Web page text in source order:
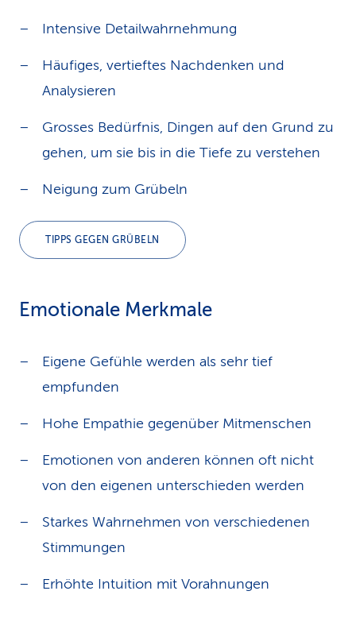
Intensive Detailwahrnehmung
Häufiges, vertieftes Nachdenken und
Analysieren
Grosses Bedürfnis, Dingen auf den Grund zu
gehen, um sie bis in die Tiefe zu verstehen
Neigung zum Grübeln
TIPPS GEGEN GRÜBELN
Emotionale Merkmale
Eigene Gefühle werden als sehr tief
empfunden
Hohe Empathie gegenüber Mitmenschen
Emotionen von anderen können oft nicht
von den eigenen unterschieden werden
Starkes Wahrnehmen von verschiedenen
Stimmungen
Erhöhte Intuition mit Vorahnungen